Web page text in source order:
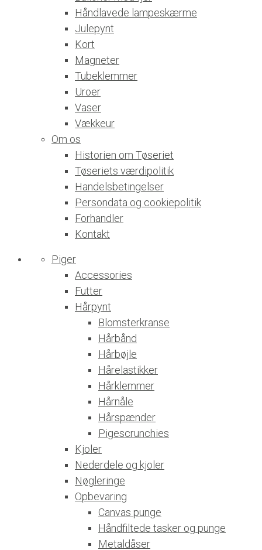
Håndlavede lampeskærme
Julepynt
Kort
Magneter
Tubeklemmer
Uroer
Vaser
Vækkeur
Om os
Historien om Tøseriet
Tøseriets værdipolitik
Handelsbetingelser
Persondata og cookiepolitik
Forhandler
Kontakt
Piger
Accessories
Futter
Hårpynt
Blomsterkranse
Hårbånd
Hårbøjle
Hårelastikker
Hårklemmer
Hårnåle
Hårspænder
Pigescrunchies
Kjoler
Nederdele og kjoler
Nøgleringe
Opbevaring
Canvas punge
Håndfiltede tasker og punge
Metaldåser